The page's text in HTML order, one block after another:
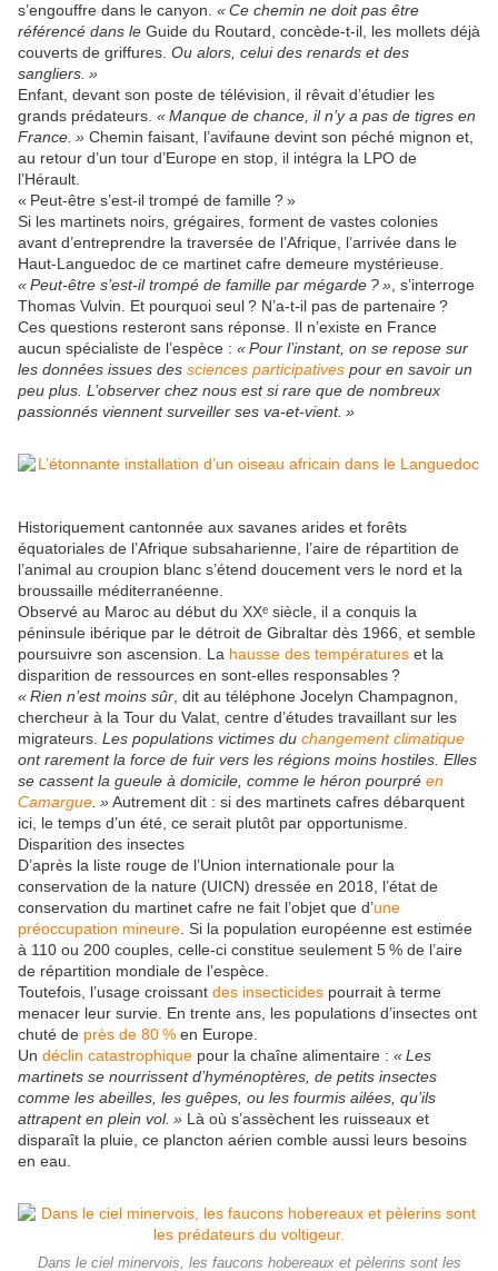
s’engouffre dans le canyon. «Ce chemin ne doit pas être
référencé dans le Guide du Routard, concède-t-il, les mollets déjà
couverts de griffures. Ou alors, celui des renards et des
sangliers. »
Enfant, devant son poste de télévision, il rêvait d’étudier les
grands prédateurs. «Manque de chance, il n’y a pas de tigres en
France. » Chemin faisant, l’avifaune devint son péché mignon et,
au retour d’un tour d’Europe en stop, il intégra la LPO de
l’Hérault.
« Peut-être s’est-il trompé de famille?»
Si les martinets noirs, grégaires, forment de vastes colonies
avant d’entreprendre la traversée de l’Afrique, l’arrivée dans le
Haut-Languedoc de ce martinet cafre demeure mystérieuse.
«Peut-être s’est-il trompé de famille par mégarde ?» , s’interroge
Thomas Vulvin. Et pourquoi seul? N’a-t-il pas de partenaire?
Ces questions resteront sans réponse. Il n’existe en France
aucun spécialiste de l’espèce : «Pour l’instant, on se repose sur
les données issues des sciences participatives pour en savoir un
peu plus. L’observer chez nous est si rare que de nombreux
passionnés viennent surveiller ses va-et-vient. »
Historiquement cantonnée aux savanes arides et forêts
équatoriales de l’Afrique subsaharienne, l’aire de répartition de
l’animal au croupion blanc s’étend doucement vers le nord et la
broussaille méditerranéenne.
Observé au Maroc au début du XXᵉ siècle, il a conquis la
péninsule ibérique par le détroit de Gibraltar dès 1966, et semble
poursuivre son ascension. La hausse des températures et la
disparition de ressources en sont-elles responsables?
«Rien n’est moins sûr , dit au téléphone Jocelyn Champagnon,
chercheur à la Tour du Valat, centre d’études travaillant sur les
migrateurs. Les populations victimes du changement climatique
ont rarement la force de fuir vers les régions moins hostiles. Elles
se cassent la gueule à domicile, comme le héron pourpré en
Camargue »Autrement dit : si des martinets cafres débarquent
ici, le temps d’un été, ce serait plutôt par opportunisme.
Disparition des insectes
D’après la liste rouge de l’Union internationale pour la
conservation de la nature (UICN) dressée en 2018, l’état de
conservation du martinet cafre ne fait l’objet que d’une
préoccupation mineure . Si la population européenne est estimée
à 110 ou 200 couples, celle-ci constitue seulement 5% de l’aire
de répartition mondiale de l’espèce.
Toutefois, l’usage croissant des insecticides pourrait à terme
menacer leur survie. En trente ans, les populations d’insectes ont
chuté de près de 80% en Europe.
Un déclin catastrophique pour la chaîne alimentaire : «Les
martinets se nourrissent d’hyménoptères, de petits insectes
comme les abeilles, les guêpes, ou les fourmis ailées, qu’ils
attrapent en plein vol. » Là où s’assèchent les ruisseaux et
disparaît la pluie, ce plancton aérien comble aussi leurs besoins
en eau.
Dans le ciel minervois, les faucons hobereaux et pèlerins sont les